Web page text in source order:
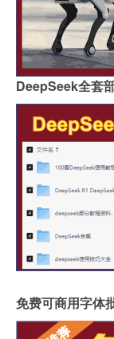
DeepSeek全套
免费可商用字体